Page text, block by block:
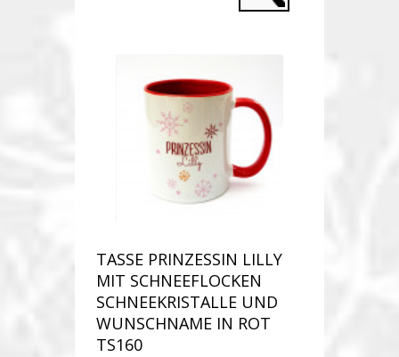
TASSE PRINZESSIN LILLY
MIT SCHNEEFLOCKEN
SCHNEEKRISTALLE UND
WUNSCHNAME IN ROT
TS160